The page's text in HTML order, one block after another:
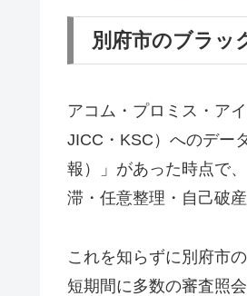
別府市のブラッ
アコム・プロミス・ア
JICC・KSC）へのデー
報）」があった時点で
滞・任意整理・自己破
これを知らずに別府市
短期間に多数の審査照